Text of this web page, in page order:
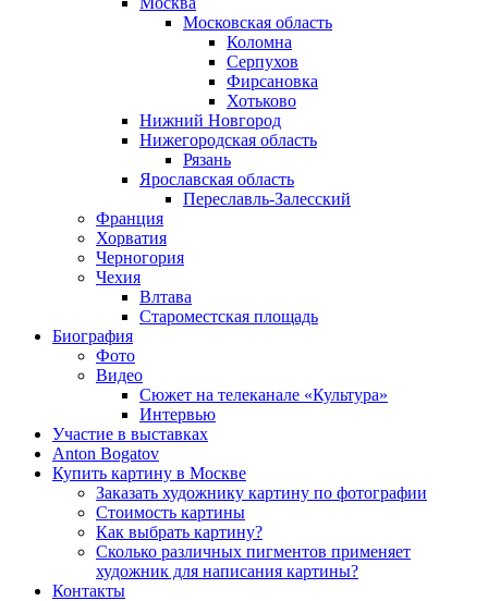
Московская область
Коломна
Серпухов
Фирсановка
Хотьково
Нижний Новгород
Нижегородская область
Рязань
Ярославская область
Переславль-Залесский
Франция
Хорватия
Черногория
Чехия
Влтава
Староместская площадь
Биография
Фото
Видео
Сюжет на телеканале «Культура»
Интервью
Участие в выставках
Anton Bogatov
Купить картину в Москве
Заказать художнику картину по фотографии
Стоимость картины
Как выбрать картину?
Сколько различных пигментов применяет
художник для написания картины?
Контакты